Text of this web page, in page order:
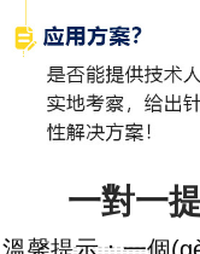
一對一